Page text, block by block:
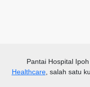
Pantai Hospital Ipoh
Healthcare, salah satu